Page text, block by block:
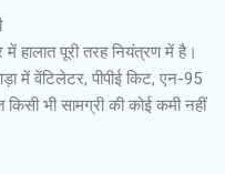
में हालात पूरी तरह नियंत्रण में है।
में वेंटिलेटर, पीपीई किट, एन-95
भी सामग्री की कोई कमी नहीं